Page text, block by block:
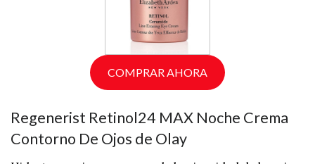
COMPRAR AHORA
Regenerist Retinol24 MAX Noche Crema
Contorno De Ojos de Olay